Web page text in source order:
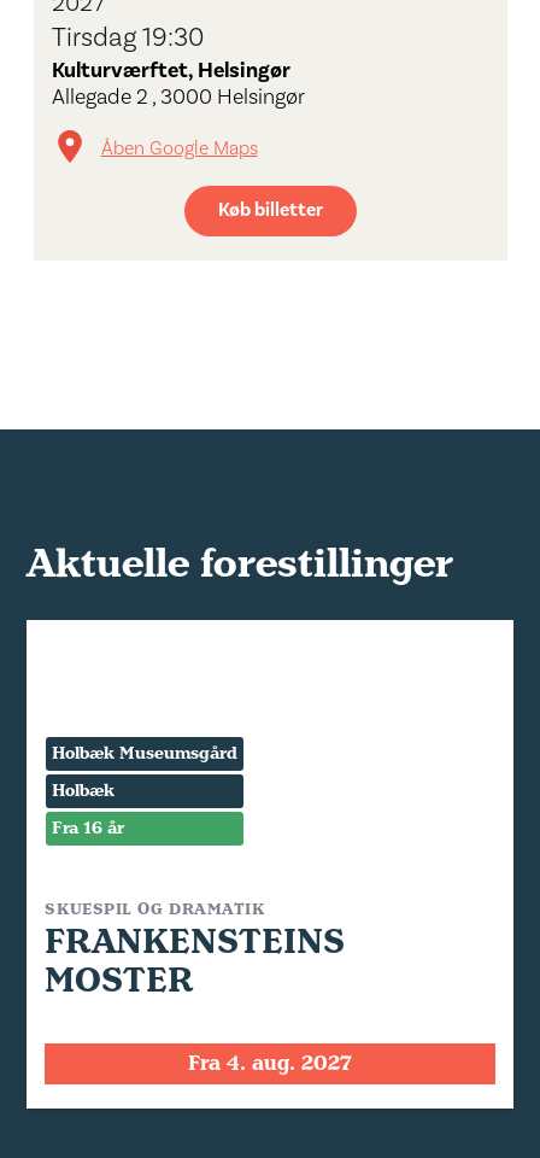
Tirsdag 19:30
Kulturværftet, Helsingør
Allegade 2 , 3000 Helsingør
Åben Google Maps
Køb billetter
Aktuelle forestillinger
Holbæk Museumsgård
Holbæk
Fra 16 år
SKUESPIL OG DRAMATIK
FRANKENSTEINS
MOSTER
Fra 4. aug. 2027